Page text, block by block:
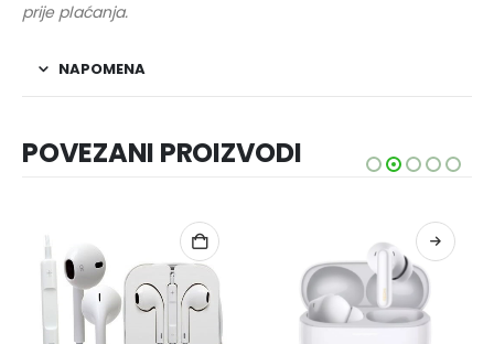
prije plaćanja.
NAPOMENA
POVEZANI PROIZVODI